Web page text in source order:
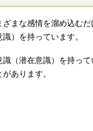
ざまな感情を溜め込む
）を持っています。
識（潜在意識）を持っ
あります。